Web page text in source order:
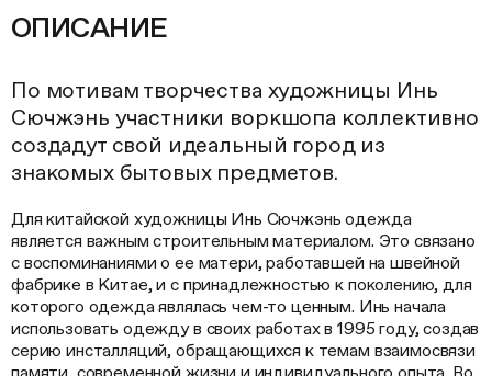
ОПИСАНИЕ
По мотивам творчества художницы Инь
Сючжэнь участники воркшопа коллективно
создадут свой идеальный город из
знакомых бытовых предметов.
Для китайской художницы Инь Сючжэнь одежда
является важным строительным материалом. Это связано
с воспоминаниями о ее матери, работавшей на швейной
фабрике в Китае, и с принадлежностью к поколению, для
которого одежда являлась чем-то ценным. Инь начала
использовать одежду в своих работах в 1995 году, создав
серию инсталляций, обращающихся к темам взаимосвязи